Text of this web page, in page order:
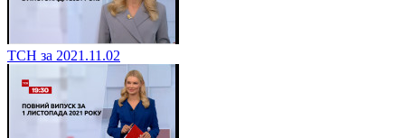
ТСН за 2021.11.02